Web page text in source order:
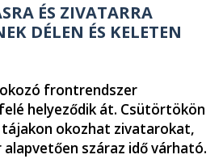
ÉS ZIVATARRA
DÉLEN ÉS KELETEN
frontrendszer
helyeződik át. Csütörtökön
tájakon okozhat zivatarokat,
száraz idő várható.